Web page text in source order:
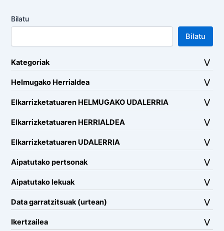
Bilatu
Bilatu
Kategoriak
Helmugako Herrialdea
Elkarrizketatuaren HELMUGAKO UDALERRIA
Elkarrizketatuaren HERRIALDEA
Elkarrizketatuaren UDALERRIA
Aipatutako pertsonak
Aipatutako lekuak
Data garratzitsuak (urtean)
Ikertzailea